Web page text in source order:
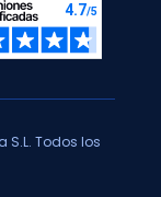
Todos los